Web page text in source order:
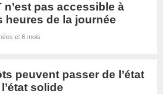
n’est pas accessible à
heures de la journée
et 6 mois
peuvent passer de l’état
solide